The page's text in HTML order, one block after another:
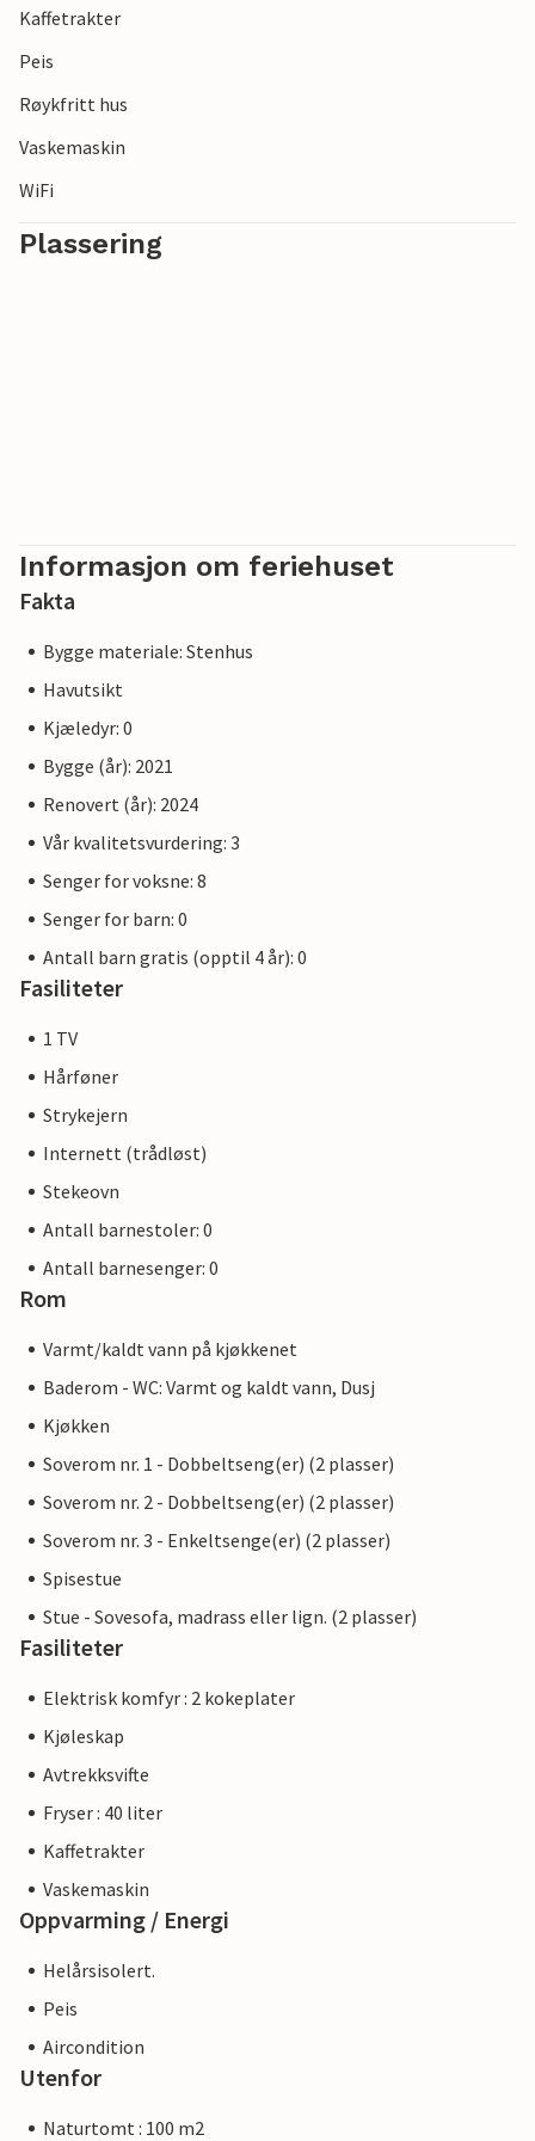
Kaffetrakter
Peis
Røykfritt hus
Vaskemaskin
WiFi
Plassering
Informasjon om feriehuset
Fakta
Bygge materiale: Stenhus
Havutsikt
Kjæledyr: 0
Bygge (år): 2021
Renovert (år): 2024
Vår kvalitetsvurdering: 3
Senger for voksne: 8
Senger for barn: 0
Antall barn gratis (opptil 4 år): 0
Fasiliteter
1 TV
Hårføner
Strykejern
Internett (trådløst)
Stekeovn
Antall barnestoler: 0
Antall barnesenger: 0
Rom
Varmt/kaldt vann på kjøkkenet
Baderom - WC: Varmt og kaldt vann, Dusj
Kjøkken
Soverom nr. 1 - Dobbeltseng(er) (2 plasser)
Soverom nr. 2 - Dobbeltseng(er) (2 plasser)
Soverom nr. 3 - Enkeltsenge(er) (2 plasser)
Spisestue
Stue - Sovesofa, madrass eller lign. (2 plasser)
Fasiliteter
Elektrisk komfyr : 2 kokeplater
Kjøleskap
Avtrekksvifte
Fryser : 40 liter
Kaffetrakter
Vaskemaskin
Oppvarming / Energi
Helårsisolert.
Peis
Aircondition
Utenfor
Naturtomt : 100 m2